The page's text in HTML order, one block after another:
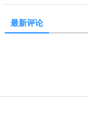
最新评论